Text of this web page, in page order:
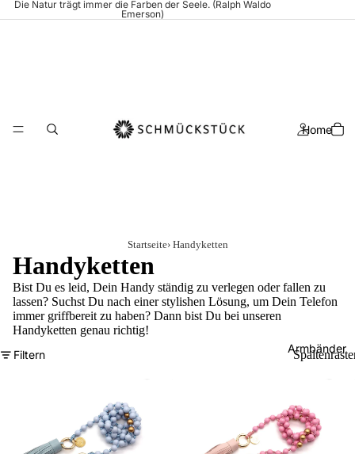
Die Natur trägt immer die Farben der Seele. (Ralph Waldo
Emerson)
Home
Armbänder
Startseite› Handyketten
Handyketten
Bist Du es leid, Dein Handy ständig zu verlegen oder fallen zu
lassen? Suchst Du nach einer stylishen Lösung, um Dein Telefon
immer griffbereit zu haben? Dann bist Du bei unseren
Handyketten genau richtig!
Filtern